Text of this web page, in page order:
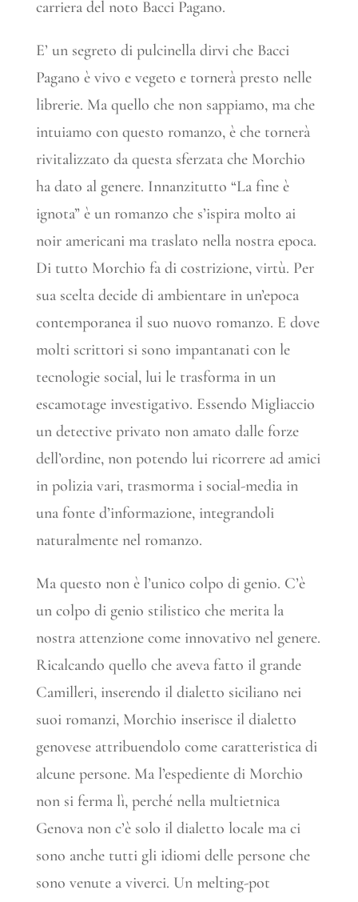
carriera del noto Bacci Pagano.
E’ un segreto di pulcinella dirvi che Bacci
Pagano è vivo e vegeto e tornerà presto nelle
librerie. Ma quello che non sappiamo, ma che
intuiamo con questo romanzo, è che tornerà
rivitalizzato da questa sferzata che Morchio
ha dato al genere. Innanzitutto “La fine è
ignota” è un romanzo che s’ispira molto ai
noir americani ma traslato nella nostra epoca.
Di tutto Morchio fa di costrizione, virtù. Per
sua scelta decide di ambientare in un’epoca
contemporanea il suo nuovo romanzo. E dove
molti scrittori si sono impantanati con le
tecnologie social, lui le trasforma in un
escamotage investigativo. Essendo Migliaccio
un detective privato non amato dalle forze
dell’ordine, non potendo lui ricorrere ad amici
in polizia vari, trasmorma i social-media in
una fonte d’informazione, integrandoli
naturalmente nel romanzo.
Ma questo non è l’unico colpo di genio. C’è
un colpo di genio stilistico che merita la
nostra attenzione come innovativo nel genere.
Ricalcando quello che aveva fatto il grande
Camilleri, inserendo il dialetto siciliano nei
suoi romanzi, Morchio inserisce il dialetto
genovese attribuendolo come caratteristica di
alcune persone. Ma l’espediente di Morchio
non si ferma lì, perché nella multietnica
Genova non c’è solo il dialetto locale ma ci
sono anche tutti gli idiomi delle persone che
sono venute a viverci. Un melting-pot